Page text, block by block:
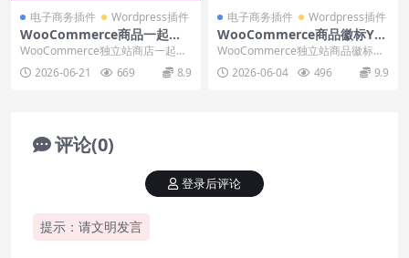
电子商务插件 Wordpress插件
WooCommerce商品一起购
买插件WPC Frequently Bou
ght Together下载使用
WooCommerce独立站商店一起购
买功能模块插件WPC Frequently...
2026-06-21 669 8.9
电子商务插件 Wordpress插件
WooCommerce商品徽标YIT
H Badge Management下载
使用教程
WooCommerce独立站商品徽标功
能插件YITH WooCommerce B...
2026-06-04 496 9.9
评论(0)
提示：请文明发言
登录后评论